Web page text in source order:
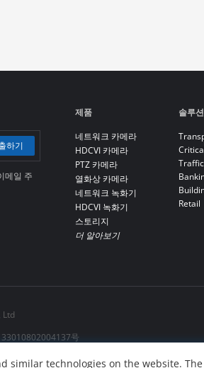
similar technologies on the website.
하기
메일 주
제품
네트워크 카메라
HDCVI 카메라
PTZ 카메라
열화상 카메라
네트워크 녹화기
HDCVI 녹화기
스토리지
더 알아보기
솔루션
Traffic
Retail
Ltd
号